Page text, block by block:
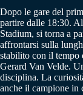
Dopo le gare del
partire dalle 18:30.
Stadium, si torna a
affrontarsi sulla
stabilito con il tempo
Gerard Van Velde.
disciplina. La
anche il campione in